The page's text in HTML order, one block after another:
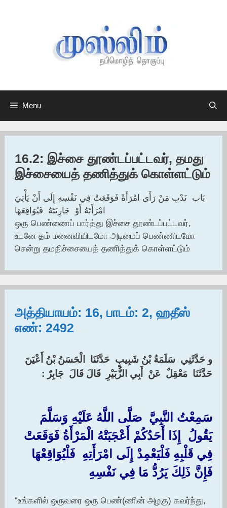
Menu
16.2: இச்சை தூண்டப்பட்டவர், தமது
இச்சையைத் தணித்துக் கொள்ளட்டும்
‏بَاب ‏ ‏نَدْبِ مَنْ رَأَى امْرَأَةً فَوَقَعَتْ فِي نَفْسِهِ إِلَى أَنْ يَأْتِيَ
امْرَأَتَهُ أَوْ ‏ ‏جَارِيَتَهُ ‏ ‏فَيُوَاقِعَهَا
ஒரு பெண்ணைப் பார்த்து இச்சை தூண்டப்பட்டவர்,
உடனே தம் மனைவியிடமோ அடிமைப் பெண்ணிடமோ
சென்று தமதிச்சையைத் தணித்துக் கொள்ளட்டும்
அத்தியாயம்: 16, பாடம்: 2, ஹதீஸ்
எண்: 2492
‏و حَدَّثَنِي ‏ ‏سَلَمَةُ بْنُ شَبِيبٍ ‏ ‏حَدَّثَنَا ‏ ‏الْحَسَنُ بْنُ أَعْيَنَ ‏
‏حَدَّثَنَا ‏ ‏مَعْقِلٌ ‏ ‏عَنْ ‏ ‏أَبِي الزُّبَيْرِ ‏ ‏قَالَ قَالَ ‏ ‏جَابِرٌ : ‏
سَمِعْتُ النَّبِيَّ ‏ ‏صَلَّى اللَّهُ عَلَيْهِ وَسَلَّمَ ‏
‏يَقُولُ ‏ ‏إِذَا أَحَدُكُمْ أَعْجَبَتْهُ الْمَرْأَةُ فَوَقَعَتْ
فِي قَلْبِهِ فَلْيَعْمِدْ إِلَى امْرَأَتِهِ ‏ ‏فَلْيُوَاقِعْهَا ‏
‏فَإِنَّ ذَلِكَ يَرُدُّ مَا فِي نَفْسِهِ
“உங்களில் ஒருவரை ஒரு பெண்(ணின் அழகு) கவர்ந்து,